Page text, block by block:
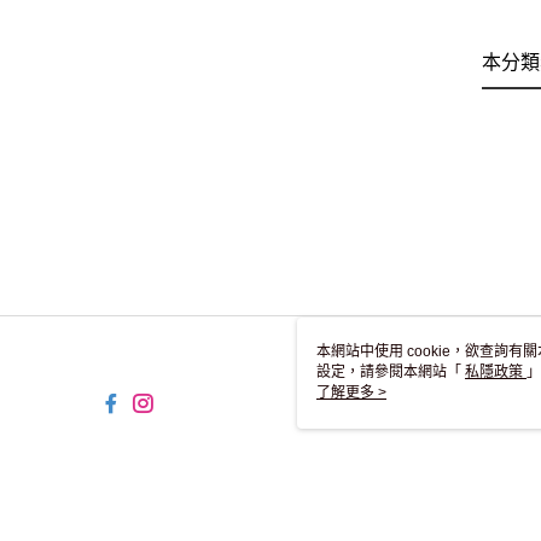
本分
本網站中使用 cookie，欲查詢有
設定，請參閱本網站「 私隱政策
用 cookie。
了解更多 >